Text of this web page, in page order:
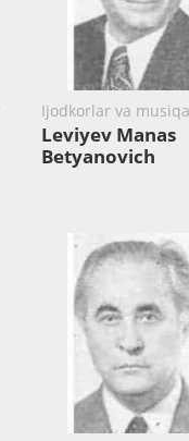
Ijodkorlar va
Leviyev Manas
Betyanovich